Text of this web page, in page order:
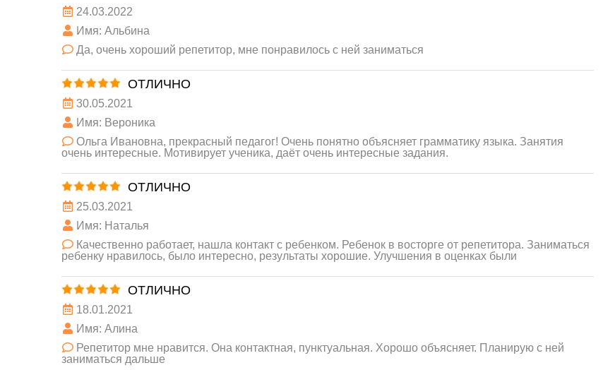
24.03.2022
Имя: Альбина
Да, очень хороший репетитор, мне понравилось с ней заниматься
ОТЛИЧНО
30.05.2021
Имя: Вероника
Ольга Ивановна, прекрасный педагог! Очень понятно объясняет грамматику языка. Занятия
очень интересные. Мотивирует ученика, даёт очень интересные задания.
ОТЛИЧНО
25.03.2021
Имя: Наталья
Качественно работает, нашла контакт с ребенком. Ребенок в восторге от репетитора. Заниматься
ребенку нравилось, было интересно, результаты хорошие. Улучшения в оценках были
ОТЛИЧНО
18.01.2021
Имя: Алина
Репетитор мне нравится. Она контактная, пунктуальная. Хорошо объясняет. Планирую с ней
заниматься дальше